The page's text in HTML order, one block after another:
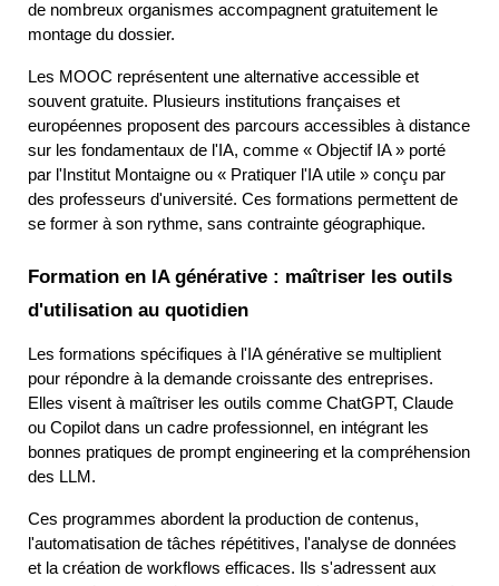
de nombreux organismes accompagnent gratuitement le
montage du dossier.
Les MOOC représentent une alternative accessible et
souvent gratuite. Plusieurs institutions françaises et
européennes proposent des parcours accessibles à distance
sur les fondamentaux de l'IA, comme « Objectif IA » porté
par l'Institut Montaigne ou « Pratiquer l'IA utile » conçu par
des professeurs d'université. Ces formations permettent de
se former à son rythme, sans contrainte géographique.
Formation en IA générative : maîtriser les outils
d'utilisation au quotidien
Les formations spécifiques à l'IA générative se multiplient
pour répondre à la demande croissante des entreprises.
Elles visent à maîtriser les outils comme ChatGPT, Claude
ou Copilot dans un cadre professionnel, en intégrant les
bonnes pratiques de prompt engineering et la compréhension
des LLM.
Ces programmes abordent la production de contenus,
l'automatisation de tâches répétitives, l'analyse de données
et la création de workflows efficaces. Ils s'adressent aux